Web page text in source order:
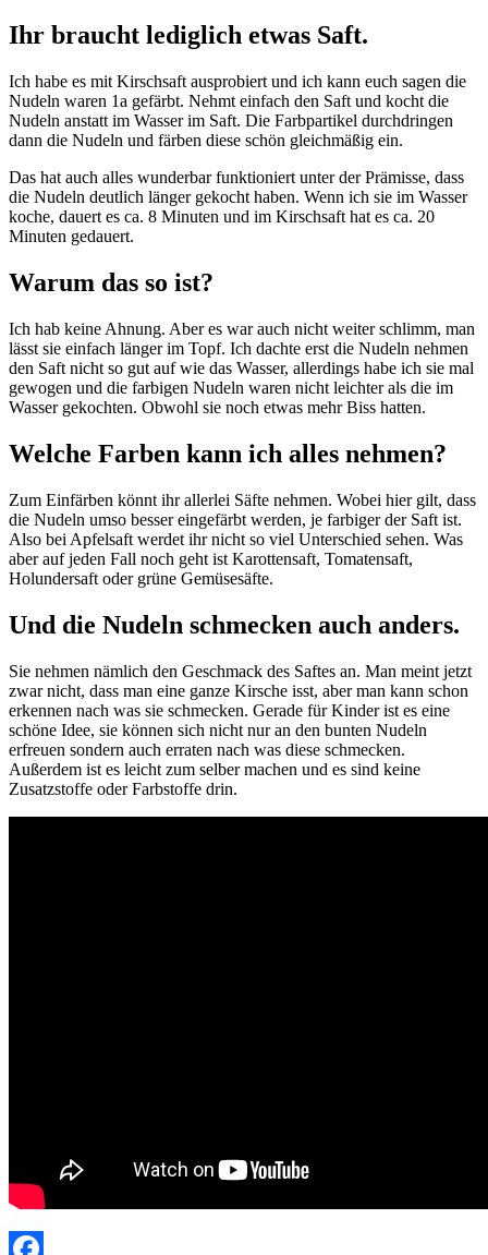
Ihr braucht lediglich etwas Saft.
Ich habe es mit Kirschsaft ausprobiert und ich kann euch sagen die
Nudeln waren 1a gefärbt. Nehmt einfach den Saft und kocht die
Nudeln anstatt im Wasser im Saft. Die Farbpartikel durchdringen
dann die Nudeln und färben diese schön gleichmäßig ein.
Das hat auch alles wunderbar funktioniert unter der Prämisse, dass
die Nudeln deutlich länger gekocht haben. Wenn ich sie im Wasser
koche, dauert es ca. 8 Minuten und im Kirschsaft hat es ca. 20
Minuten gedauert.
Warum das so ist?
Ich hab keine Ahnung. Aber es war auch nicht weiter schlimm, man
lässt sie einfach länger im Topf. Ich dachte erst die Nudeln nehmen
den Saft nicht so gut auf wie das Wasser, allerdings habe ich sie mal
gewogen und die farbigen Nudeln waren nicht leichter als die im
Wasser gekochten. Obwohl sie noch etwas mehr Biss hatten.
Welche Farben kann ich alles nehmen?
Zum Einfärben könnt ihr allerlei Säfte nehmen. Wobei hier gilt, dass
die Nudeln umso besser eingefärbt werden, je farbiger der Saft ist.
Also bei Apfelsaft werdet ihr nicht so viel Unterschied sehen. Was
aber auf jeden Fall noch geht ist Karottensaft, Tomatensaft,
Holundersaft oder grüne Gemüsesäfte.
Und die Nudeln schmecken auch anders.
Sie nehmen nämlich den Geschmack des Saftes an. Man meint jetzt
zwar nicht, dass man eine ganze Kirsche isst, aber man kann schon
erkennen nach was sie schmecken. Gerade für Kinder ist es eine
schöne Idee, sie können sich nicht nur an den bunten Nudeln
erfreuen sondern auch erraten nach was diese schmecken.
Außerdem ist es leicht zum selber machen und es sind keine
Zusatzstoffe oder Farbstoffe drin.